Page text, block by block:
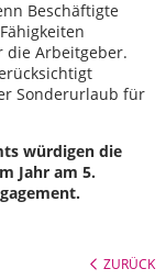
Beschäftigte
die Arbeitgeber.
Sonderurlaub für
würdigen die
Jahr am 5.
ZURÜCK